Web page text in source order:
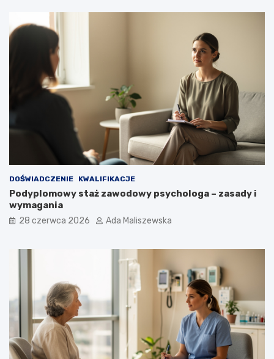
DOŚWIADCZENIE KWALIFIKACJE
Podyplomowy staż zawodowy psychologa – zasady i
wymagania
28 czerwca 2026 Ada Maliszewska